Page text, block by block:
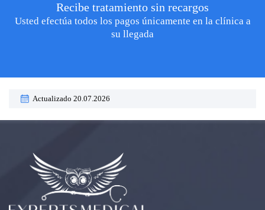
Recibe tratamiento sin recargos
Usted efectúa todos los pagos únicamente en la clínica a
su llegada
Actualizado 20.07.2026